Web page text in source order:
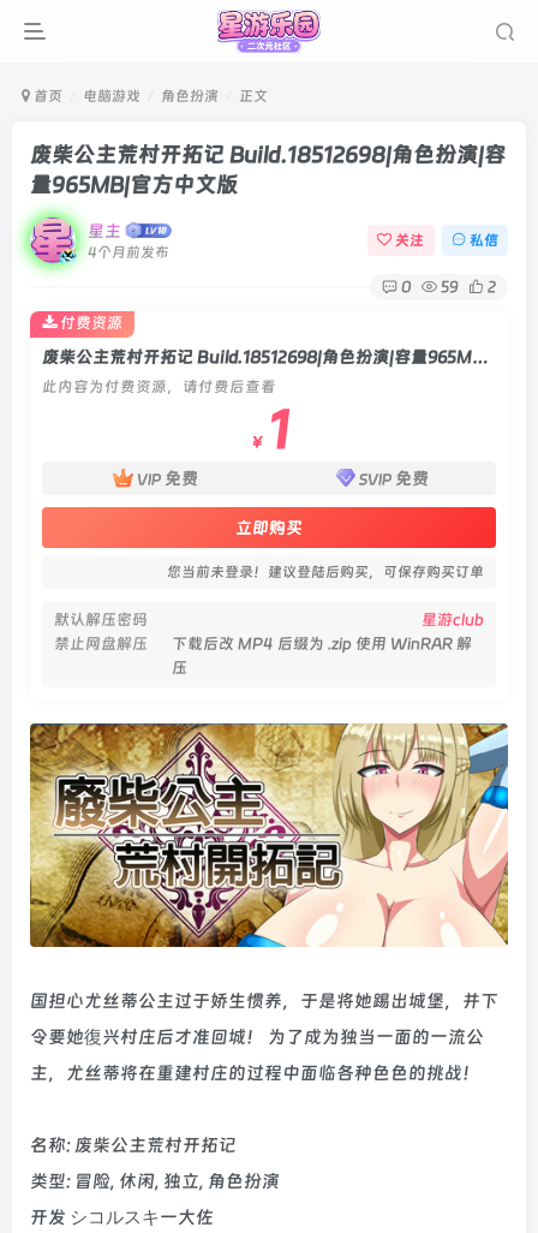
首页 电脑游戏 角色扮演 正文
废柴公主荒村开拓记 Build.18512698|角色扮演|容
量965MB|官方中文版
星主
4个月前发布
关注 私信
0 59 2
废柴公主荒村开拓记 Build.18512698|角色扮演|容量965MB|官方中文版
此内容为付费资源，请付费后查看
￥ 1
VIP 免费 SVIP 免费
立即购买
您当前未登录！建议登陆后购买，可保存购买订单
默认解压密码
星游club
禁止网盘解压
下载后改 MP4 后缀为 .zip 使用 WinRAR 解
压
付费资源
国担心尤丝蒂公主过于娇生惯养，于是将她踢出城堡，并下
令要她復兴村庄后才准回城！ 为了成为独当一面的一流公
主，尤丝蒂将在重建村庄的过程中面临各种色色的挑战！
名称: 废柴公主荒村开拓记
类型: 冒险, 休闲, 独立, 角色扮演
开发 シコルスキー大佐